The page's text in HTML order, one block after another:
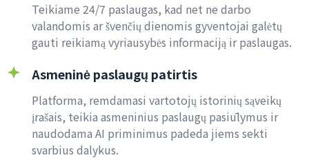
Teikiame 24/7 paslaugas, kad net ne darbo
valandomis ar švenčių dienomis gyventojai galėtų
gauti reikiamą vyriausybės informaciją ir paslaugas.
Asmeninė paslaugų patirtis
Platforma, remdamasi vartotojų istorinių sąveikų
įrašais, teikia asmeninius paslaugų pasiūlymus ir
naudodama AI priminimus padeda jiems sekti
svarbius dalykus.